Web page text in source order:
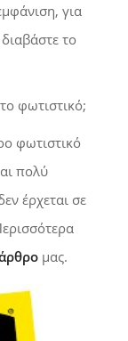
για
το
φωτιστικό;
φωτιστικό
πολύ
έρχεται σε
μας.